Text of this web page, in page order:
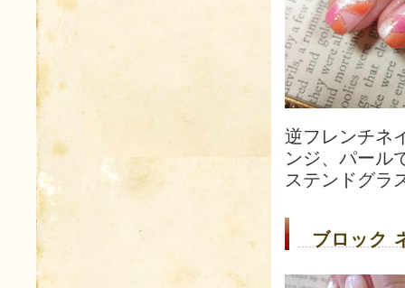
逆フレンチネ
ンジ、パール
ステンドグラ
ブロック